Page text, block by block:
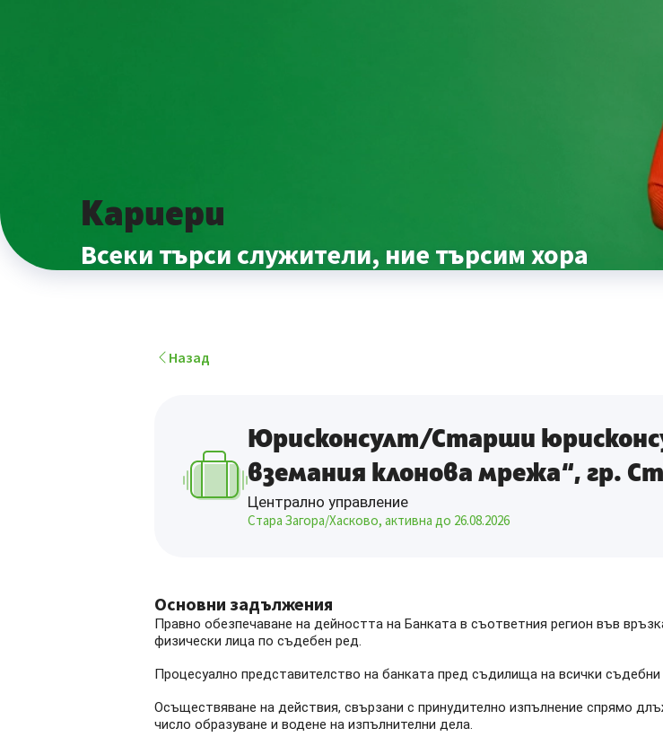
Кариери
Всеки търси служители, ние търсим хора
Назад
Юрисконсулт/Старши
вземания клонова мрежа“, гр.
Централно управление
Стара Загора/Хасково, активна до 26.08.2026
Основни задължения
Правно обезпечаване на дейността на Банката в съответния регион във
физически лица по съдебен ред.
Процесуално представителство на банката пред съдилища на всички
Осъществяване на действия, свързани с принудително изпълнение спрямо
число образуване и водене на изпълнителни дела.